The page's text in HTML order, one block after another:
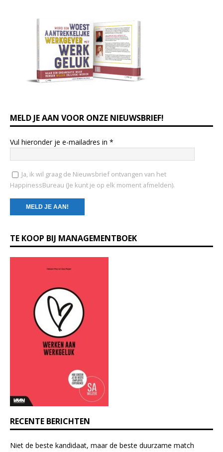
MELD JE AAN VOOR ONZE NIEUWSBRIEF!
Vul hieronder je e-mailadres in *
Ja, ik wil graag de Nieuwsbrief ontvangen van het
HappinessBureau (Je kunt je op elk moment afmelden).
o
n
.
l
TE KOOP BIJ MANAGEMENTBOEK
RECENTE BERICHTEN
Niet de beste kandidaat, maar de beste duurzame match